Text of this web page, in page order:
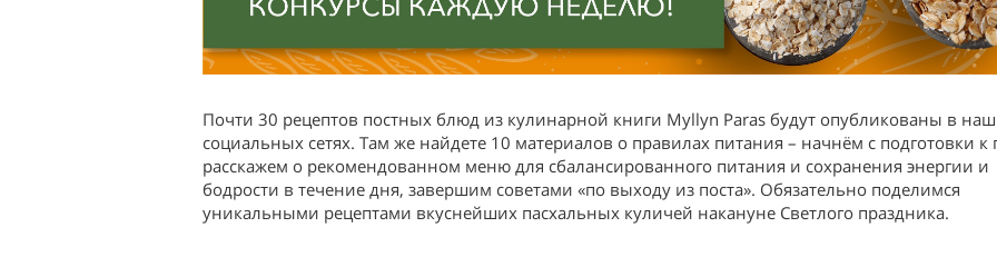
Почти 30 рецептов постных блюд из кулинарной книги Myllyn Paras будут опубликованы в
социальных сетях. Там же найдете 10 материалов о правилах питания – начнём с подготовки к
расскажем о рекомендованном меню для сбалансированного питания и сохранения энергии и
бодрости в течение дня, завершим советами «по выходу из поста». Обязательно поделимся
уникальными рецептами вкуснейших пасхальных куличей накануне Светлого праздника.